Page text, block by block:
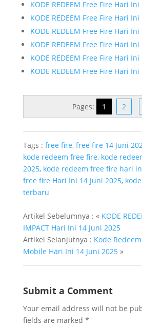
KODE REDEEM Free Fire Hari
KODE REDEEM Free Fire Hari
KODE REDEEM Free Fire Hari
KODE REDEEM Free Fire Hari
KODE REDEEM Free Fire Hari
KODE REDEEM Free Fire Hari
Pages: 1 2
Tags : free fire, free fire 14 Juni
kode redeem free fire, kode
2025, kode redeem free fire hari
free fire Hari Ini 14 Juni 2025,
terbaru
Artikel Sebelumnya : « KODE
IMPACT Hari Ini 14 Juni 2025
Artikel Selanjutnya : Kode
Mobile Hari Ini 14 Juni 2025»
Submit a Comment
Your email address will not be
fields are marked *